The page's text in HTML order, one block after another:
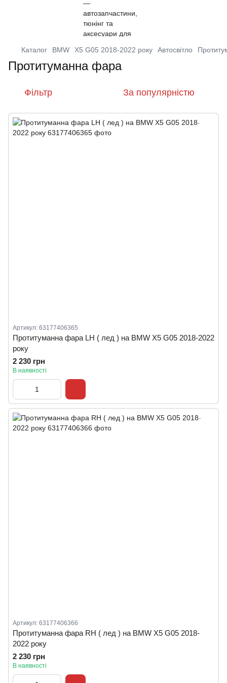
Каталог BMW X5 G05 2018-2022 року Автосвітло
Протитуманна фара
Фільтр За популярністю
Артикул: 63177406365
Протитуманна фара LH ( лед ) на BMW X5 G05 2018-2022
року
2 230 грн
В наявності
Артикул: 63177406366
Протитуманна фара RH ( лед ) на BMW X5 G05 2018-
2022 року
2 230 грн
В наявності